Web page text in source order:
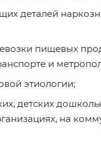
деталей
пищевых
и
этиологии;
детских
на